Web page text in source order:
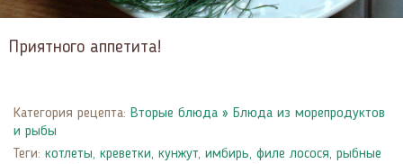
Приятного аппетита!
Категория рецепта: Вторые блюда » Блюда из морепродуктов
и рыбы
Теги: котлеты, креветки, кунжут, имбирь, филе лосося, рыбные